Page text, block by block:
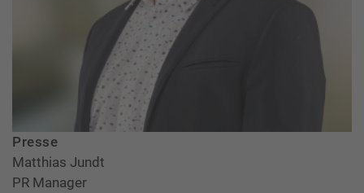
Presse
Matthias Jundt
PR Manager